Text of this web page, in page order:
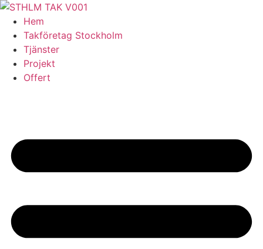
Skip
content
Hem
Takföretag Stockholm
Tjänster
Projekt
Offert